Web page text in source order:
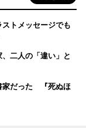
トメッセージでも
二人の「違い」と
家だった 『死ぬほ